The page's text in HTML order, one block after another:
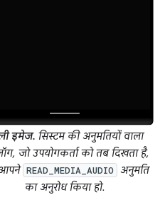
इमेज. सिस्टम की अनुमतियों वाला
जो उपयोगकर्ता को तब दिखता है,
READ_MEDIA_AUDIO अनुमति
का अनुरोध किया हो.